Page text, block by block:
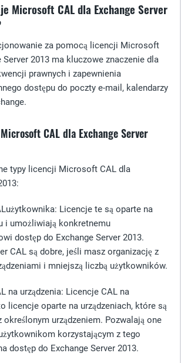
Microsoft CAL dla Exchange Server
za pomocą licencji Microsoft
Server 2013 ma kluczowe znaczenie dla
prawnych i zapewnienia
dostępu do poczty e-mail, kalendarzy
CAL dla Exchange Server
typy licencji Microsoft CAL dla
użytkownika: Licencje te są oparte na
i umożliwiają konkretnemu
dostęp do Exchange Server 2013.
CAL są dobre, jeśli masz organizację z
i mniejszą liczbą użytkowników.
na urządzenia: Licencje CAL na
licencje oparte na urządzeniach, które są
określonym urządzeniem. Pozwalają one
korzystającym z tego
dostęp do Exchange Server 2013.